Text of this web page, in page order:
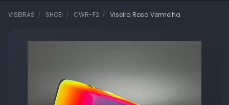
r
VISEIRAS SHOEI CWR-F2 Viseira Rosa Vermelha